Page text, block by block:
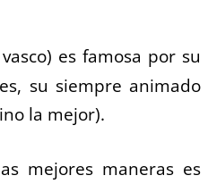
es famosa por su
su siempre animado
la mejor).
mejores maneras es